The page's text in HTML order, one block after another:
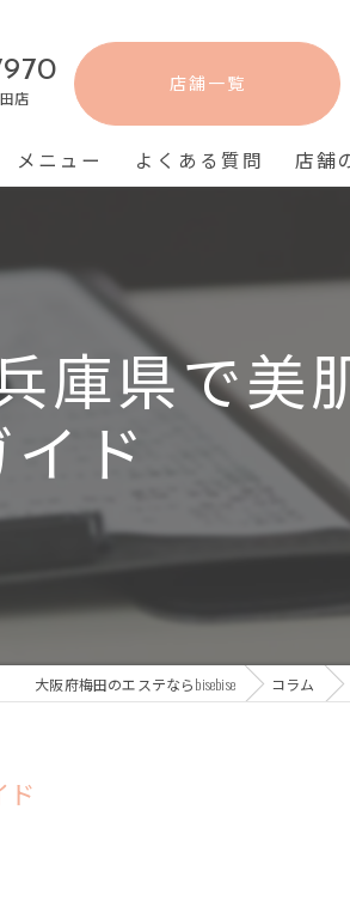
店
店舗一覧
メニュー よくある質問 店舗
脱毛
ニキビ
背中
庫県で美
イド
大阪府梅田のエステならbisebise コラム
ド